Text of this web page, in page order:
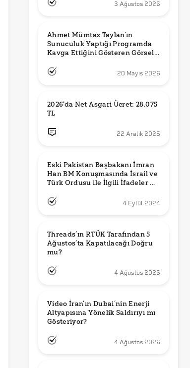
3 Ağustos 2026
Ahmet Mümtaz Taylan’ın
Sunuculuk Yaptığı Programda
Kavga Ettiğini Gösteren Görsel
20 Mayıs 2026
2026'da Net Asgari Ücret: 28.075
TL
22 Aralık 2025
Eski Pakistan Başbakanı İmran
Han BM Konuşmasında İsrail ve
Türk Ordusu ile İlgili İfadeler mi
4 Eylül 2024
Threads’ın RTÜK Tarafından 5
Ağustos’ta Kapatılacağı Doğru
mu?
4 Ağustos 2026
Video İran’ın Dubai’nin Enerji
Altyapısına Yönelik Saldırıyı mı
Gösteriyor?
4 Ağustos 2026